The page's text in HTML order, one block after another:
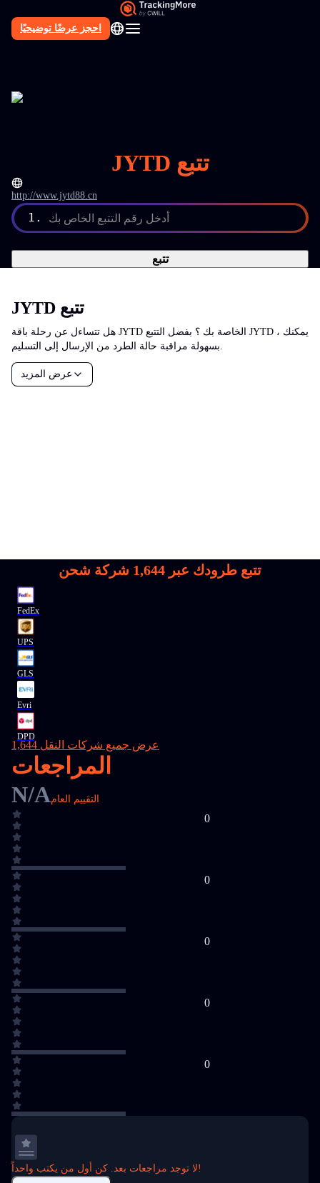
احجز عرضًا توضيحيًا
AR
JYTD تتبع
http://www.jytd88.cn
1. أدخل رقم التتبع الخاص بك
تتبع
JYTD تتبع
هل تتساءل عن رحلة باقة JYTD الخاصة بك ؟ بفضل التتبع JYTD ، يمكنك
بسهولة مراقبة حالة الطرد من الإرسال إلى التسليم.
عرض المزيد
تتبع طرودك عبر 1,644 شركة شحن
FedEx
UPS
GLS
Evri
DPD
عرض جميع شركات النقل 1,644
المراجعات
N/Aالتقييم العام
0
0
0
0
0
لا توجد مراجعات بعد. كن أول من يكتب واحداً!